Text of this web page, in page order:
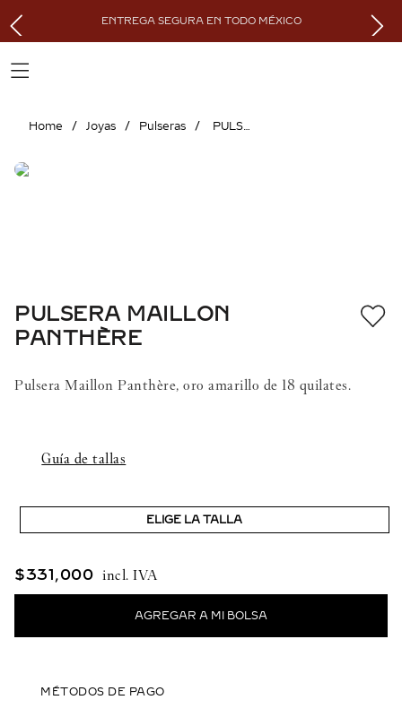
ENTREGA SEGURA EN TODO MÉXICO
Joyas Pulseras PULSERA MAILLON PANTHÈRE
PULSERA MAILLON
PANTHÈRE
Pulsera Maillon Panthère, oro amarillo de 18 quilates.
Guía de tallas
ELIGE LA TALLA
$331,000
MÉTODOS DE PAGO